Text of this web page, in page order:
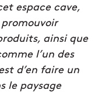
espace cave,
ainsi que
l’un des
d’en faire un
le paysage